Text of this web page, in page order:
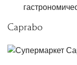
Caprabo